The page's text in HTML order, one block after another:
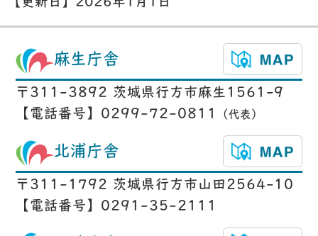
【更新日】 2026年1月1日
麻生庁舎
〒311-3892 茨城県行方市麻生1561-9
【電話番号】0299-72-0811
（代表）
北浦庁舎
〒311-1792 茨城県行方市山田2564-10
【電話番号】0291-35-2111